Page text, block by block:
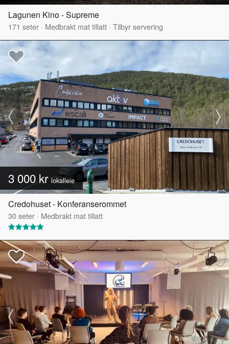
Lagunen Kino - Supreme
171 seter · Medbrakt mat tillatt · Tilbyr servering
3 000 kr lokalleie
Credohuset - Konferanserommet
30seter · Medbrakt mat tillatt